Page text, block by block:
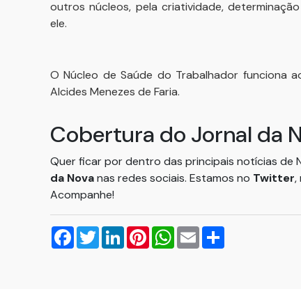
outros núcleos, pela criatividade,
ele.
O Núcleo de Saúde do Trabalhador funciona
Alcides Menezes de Faria.
Cobertura do Jornal da
Quer ficar por dentro das principais notícias de
da Novanas redes sociais. Estamos no Twitter,
Acompanhe!
Facebook
TwitterLinkedInPinterestWhatsApp
Email